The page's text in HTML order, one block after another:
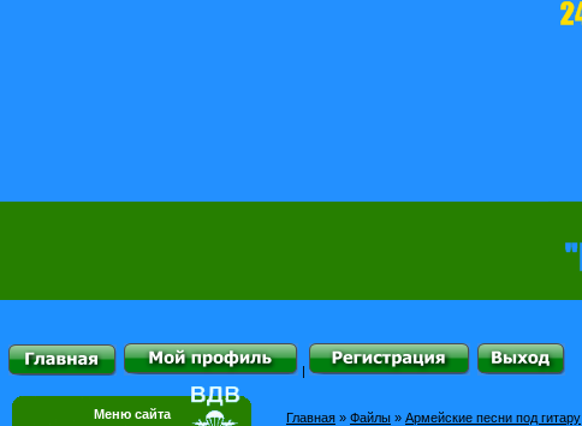
|
Меню сайта Главная » Файлы » Армейские песни под гитару